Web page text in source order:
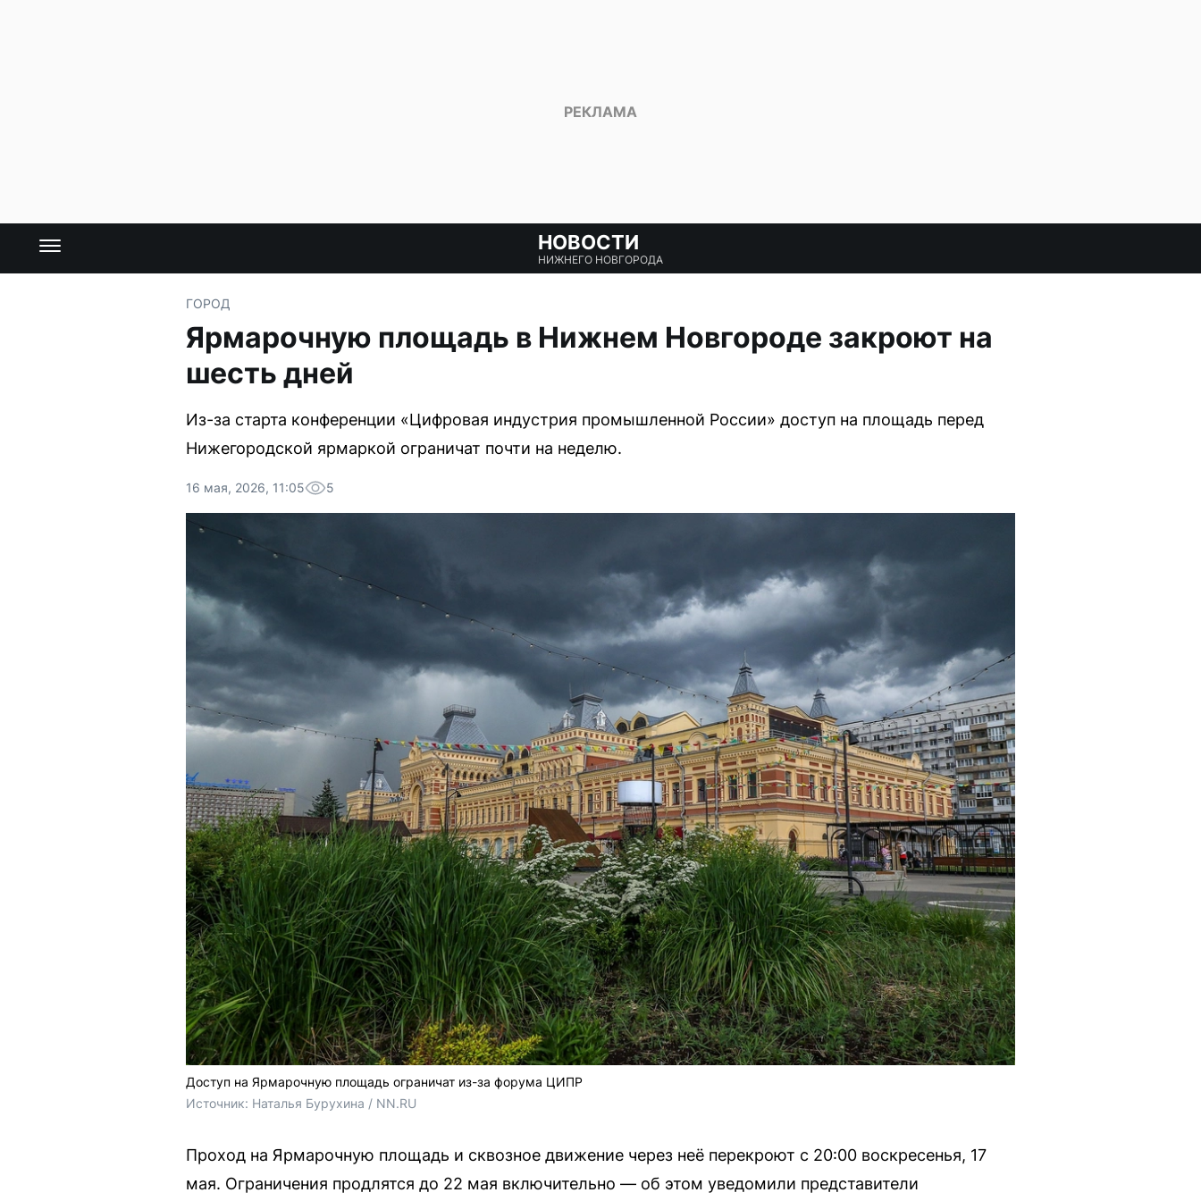
НОВОСТИ
НИЖНЕГО НОВГОРОДА
ГОРОД
Ярмарочную площадь в Нижнем Новгороде закроют на
шесть дней
Из-за старта конференции «Цифровая индустрия промышленной России» доступ на площадь перед
Нижегородской ярмаркой ограничат почти на неделю.
16 мая, 2026, 11:05 5
Доступ на Ярмарочную площадь ограничат из-за форума ЦИПР
Источник: Наталья Бурухина / NN.RU
Проход на Ярмарочную площадь и сквозное движение через неё перекроют с 20:00 воскресенья, 17
мая. Ограничения продлятся до 22 мая включительно — об этом уведомили представители